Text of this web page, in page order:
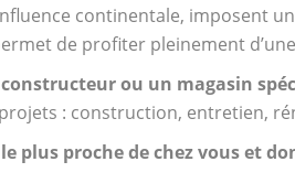
continentale, imposent
de profiter pleinement
ou un magasin
: construction, entretien,
plus proche de chez vous et